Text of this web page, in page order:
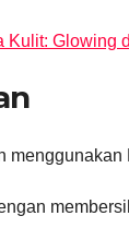
Kulit: Glowing